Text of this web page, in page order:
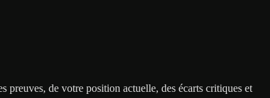
preuves, de votre position actuelle, des écarts critiques et